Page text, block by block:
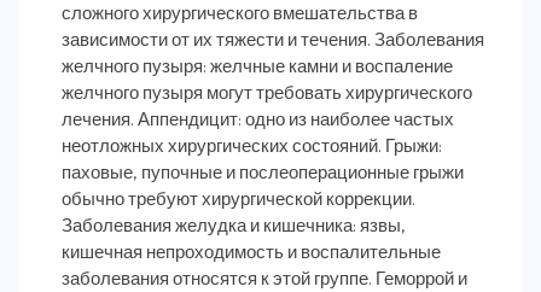
сложного хирургического вмешательства в
зависимости от их тяжести и течения. Заболевания
желчного пузыря: желчные камни и воспаление
желчного пузыря могут требовать хирургического
лечения. Аппендицит: одно из наиболее частых
неотложных хирургических состояний. Грыжи:
паховые, пупочные и послеоперационные грыжи
обычно требуют хирургической коррекции.
Заболевания желудка и кишечника: язвы,
кишечная непроходимость и воспалительные
заболевания относятся к этой группе. Геморрой и